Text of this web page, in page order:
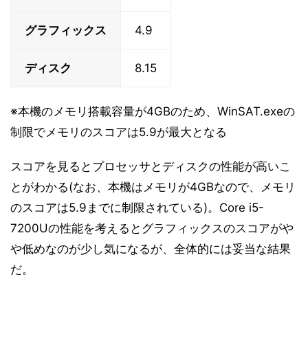
グラフィックス 4.9
ディスク 8.15
※本機のメモリ搭載容量が4GBのため、WinSAT.exeの
制限でメモリのスコアは5.9が最大となる
スコアを見るとプロセッサとディスクの性能が高いこ
とがわかる(なお、本機はメモリが4GBなので、メモリ
のスコアは5.9までに制限されている)。Core i5-
7200Uの性能を考えるとグラフィックスのスコアがや
や低めなのが少し気になるが、全体的には妥当な結果
だ。